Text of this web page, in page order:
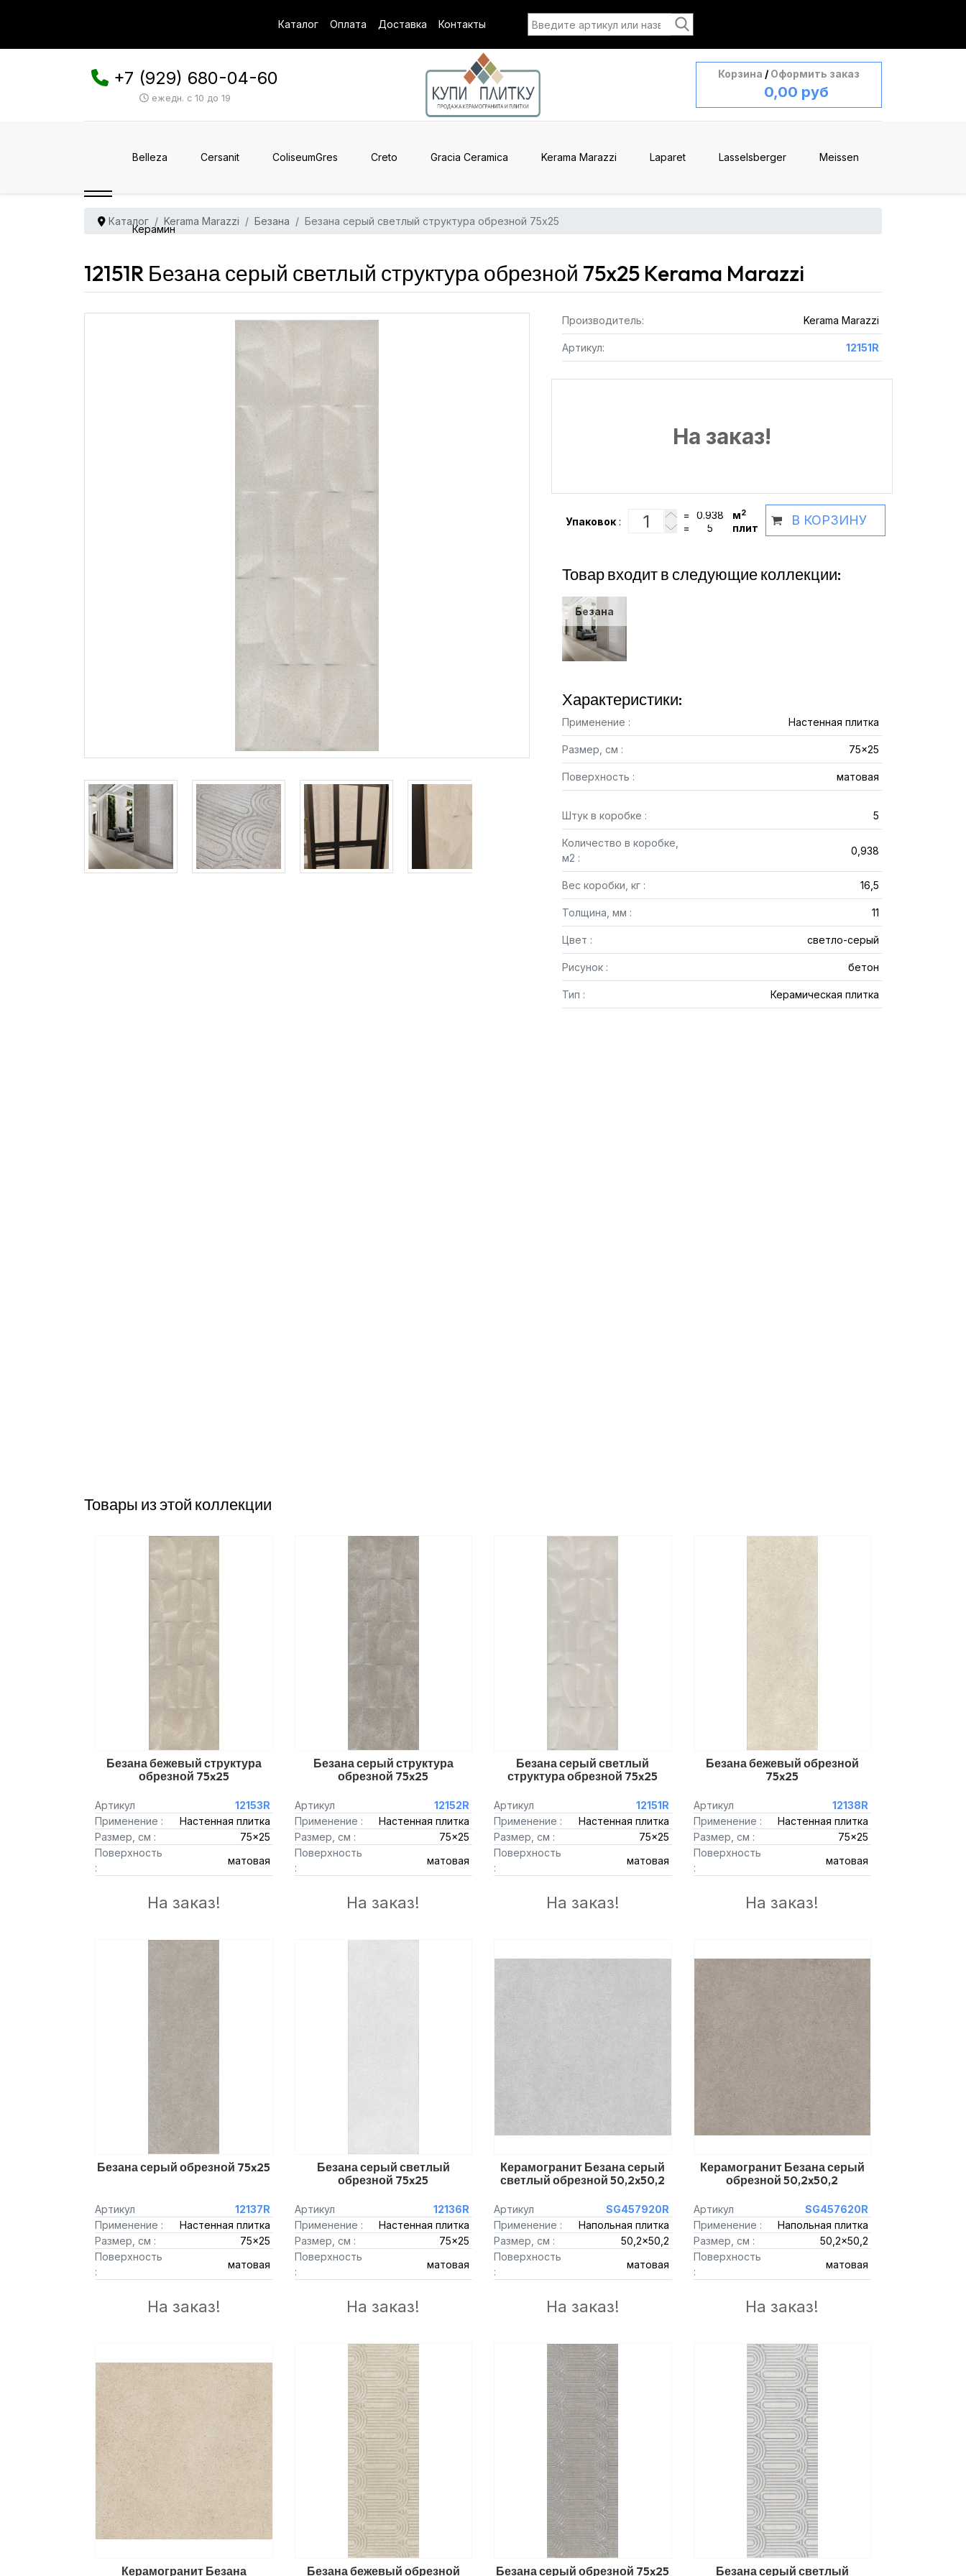
Каталог Оплата Доставка Контакты
+7 (929) 680-04-60
ежедн. с 10 до 19
Корзина / Оформить заказ
0,00 руб
Belleza Cersanit ColiseumGres Creto Gracia Ceramica Kerama Marazzi Laparet Lasselsberger Meissen
Керамин
Каталог Kerama Marazzi Безана Безана серый светлый структура обрезной 75x25
12151R Безана серый светлый структура обрезной 75x25 Kerama Marazzi
Производитель: Kerama Marazzi
Артикул: 12151R
На заказ!
Упаковок :
= м2
= плит
В КОРЗИНУ
Товар входит в следующие коллекции:
Безана
Характеристики:
Применение : Настенная плитка
Размер, см : 75x25
Поверхность : матовая
Штук в коробке : 5
Количество в коробке,
м2 :
0,938
Вес коробки, кг : 16,5
Толщина, мм : 11
Цвет : светло-серый
Рисунок : бетон
Тип : Керамическая плитка
Товары из этой коллекции
Безана бежевый структура
обрезной 75x25
Артикул
12153R
Применение :
Настенная плитка
Размер, см :
75x25
Поверхность
:
матовая
На заказ!
Безана серый структура
обрезной 75x25
Артикул
12152R
Применение :
Настенная плитка
Размер, см :
75x25
Поверхность
:
матовая
На заказ!
Безана серый светлый
структура обрезной 75x25
Артикул
12151R
Применение :
Настенная плитка
Размер, см :
75x25
Поверхность
:
матовая
На заказ!
Безана бежевый обрезной
75x25
Артикул
12138R
Применение :
Настенная плитка
Размер, см :
75x25
Поверхность
:
матовая
На заказ!
Безана серый обрезной 75x25
Артикул
12137R
Применение :
Настенная плитка
Размер, см :
75x25
Поверхность
:
матовая
На заказ!
Безана серый светлый
обрезной 75x25
Артикул
12136R
Применение :
Настенная плитка
Размер, см :
75x25
Поверхность
:
матовая
На заказ!
Керамогранит Безана серый
светлый обрезной 50,2x50,2
Артикул
SG457920R
Применение :
Напольная плитка
Размер, см :
50,2x50,2
Поверхность
:
матовая
На заказ!
Керамогранит Безана серый
обрезной 50,2x50,2
Артикул
SG457620R
Применение :
Напольная плитка
Размер, см :
50,2x50,2
Поверхность
:
матовая
На заказ!
Керамогранит Безана Безана бежевый обрезной Безана серый обрезной 75x25 Безана серый светлый